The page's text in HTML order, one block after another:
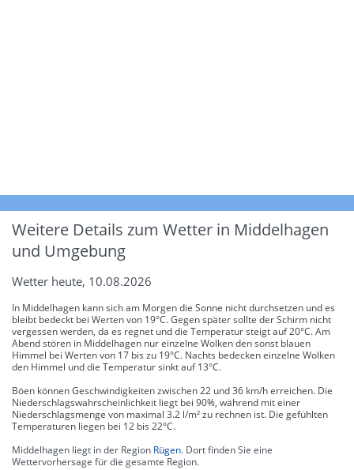
Weitere Details zum Wetter in Middelhagen
und Umgebung
Wetter heute, 10.08.2026
In Middelhagen kann sich am Morgen die Sonne nicht durchsetzen und es
bleibt bedeckt bei Werten von 19°C. Gegen später sollte der Schirm nicht
vergessen werden, da es regnet und die Temperatur steigt auf 20°C. Am
Abend stören in Middelhagen nur einzelne Wolken den sonst blauen
Himmel bei Werten von 17 bis zu 19°C. Nachts bedecken einzelne Wolken
den Himmel und die Temperatur sinkt auf 13°C.
Böen können Geschwindigkeiten zwischen 22 und 36 km/h erreichen. Die
Niederschlagswahrscheinlichkeit liegt bei 90%, während mit einer
Niederschlagsmenge von maximal 3.2 l/m² zu rechnen ist. Die gefühlten
Temperaturen liegen bei 12 bis 22°C.
Middelhagen liegt in der Region Rügen. Dort finden Sie eine
Wettervorhersage für die gesamte Region.